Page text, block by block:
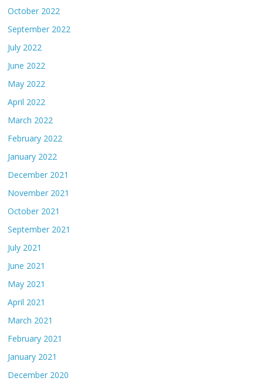
October 2022
September 2022
July 2022
June 2022
May 2022
April 2022
March 2022
February 2022
January 2022
December 2021
November 2021
October 2021
September 2021
July 2021
June 2021
May 2021
April 2021
March 2021
February 2021
January 2021
December 2020